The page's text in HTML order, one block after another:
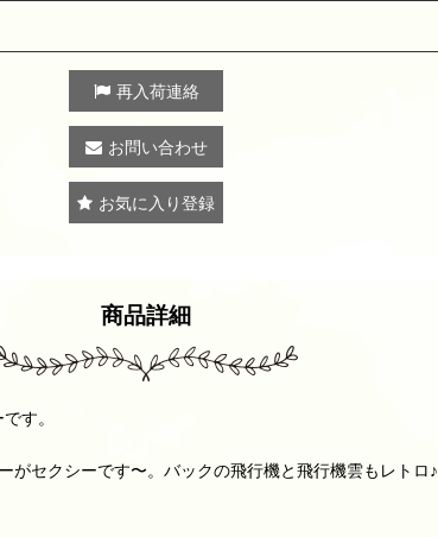
再入荷連絡
お問い合わせ
お気に入り登録
商品詳細
す。
がセクシーです〜。バックの飛行機と飛行機雲もレトロ♪